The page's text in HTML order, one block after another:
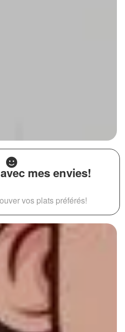
mes envies!
vos plats préférés!